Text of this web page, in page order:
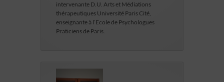
intervenante D.U. Arts et Médiations
thérapeutiques Université Paris Cité,
enseignante à l’Ecole de Psychologues
Praticiens de Paris.